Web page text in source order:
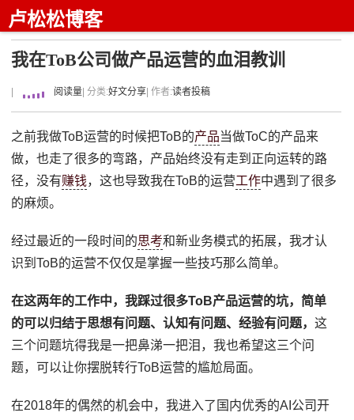
卢松松博客
我在ToB公司做产品运营的血泪教训
阅读量 | 分类:好文分享 | 作者:读者投稿
之前我做ToB运营的时候把ToB的产品当做ToC的产品来
做，也走了很多的弯路，产品始终没有走到正向运转的路
径，没有赚钱，这也导致我在ToB的运营工作中遇到了很多
的麻烦。
经过最近的一段时间的思考和新业务模式的拓展，我才认
识到ToB的运营不仅仅是掌握一些技巧那么简单。
在这两年的工作中，我踩过很多ToB产品运营的坑，简单
的可以归结于思想有问题、认知有问题、经验有问题，这
三个问题坑得我是一把鼻涕一把泪，我也希望这三个问
题，可以让你摆脱转行ToB运营的尴尬局面。
在2018年的偶然的机会中，我进入了国内优秀的AI公司开